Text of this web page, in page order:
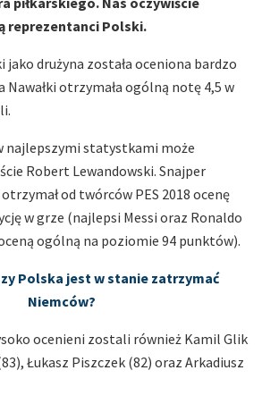
reprezentanci Polski.
drużyna została oceniona bardzo
Nawałki otrzymała ogólną notę 4,5 w
najlepszymi statystkami może
Robert Lewandowski. Snajper
od twórców PES 2018 ocenę
w grze (najlepsi Messi oraz Ronaldo
ogólną na poziomie 94 punktów).
Polska jest w stanie zatrzymać
Niemców?
ocenieni zostali również Kamil Glik
Łukasz Piszczek (82) oraz Arkadiusz